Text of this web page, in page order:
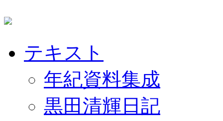
テキスト
年紀資料集成
黒田清輝日記